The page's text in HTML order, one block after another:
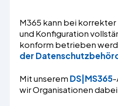
M365 kann bei
und Konfiguration
konform betrieben
der
Mit unserem DS|MS365-
wir Organisationen